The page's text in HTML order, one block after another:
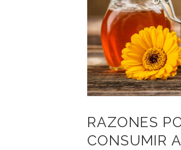
RAZONES
CONSUMIR